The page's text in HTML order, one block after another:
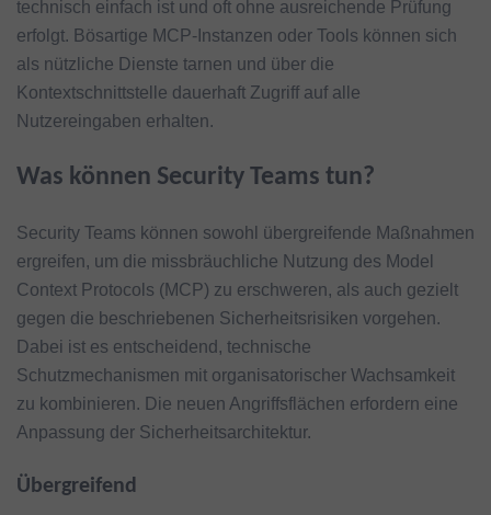
technisch einfach ist und oft ohne ausreichende Prüfung
erfolgt. Bösartige MCP-Instanzen oder Tools können sich
als nützliche Dienste tarnen und über die
Kontextschnittstelle dauerhaft Zugriff auf alle
Nutzereingaben erhalten.
Was können Security Teams tun?
Security Teams können sowohl übergreifende Maßnahmen
ergreifen, um die missbräuchliche Nutzung des Model
Context Protocols (MCP) zu erschweren, als auch gezielt
gegen die beschriebenen Sicherheitsrisiken vorgehen.
Dabei ist es entscheidend, technische
Schutzmechanismen mit organisatorischer Wachsamkeit
zu kombinieren. Die neuen Angriffsflächen erfordern eine
Anpassung der Sicherheitsarchitektur.
Übergreifend